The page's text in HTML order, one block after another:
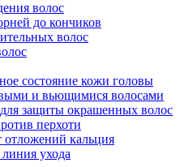
волос
до кончиков
волос
состояние кожи головы
и вьющимися волосами
защиты окрашенных волос
перхоти
отложений кальция
ухода